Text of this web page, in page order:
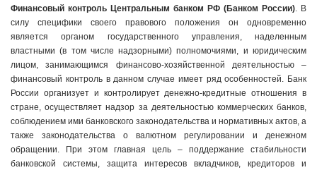
Финансовый контроль Центральным банком РФ (Банком России). В
силу специфики своего правового положения он одновременно
является органом государственного управления, наделенным
властными (в том числе надзорными) полномочиями, и юридическим
лицом, занимающимся финансово-хозяйственной деятельностью –
финансовый контроль в данном случае имеет ряд особенностей. Банк
России организует и контролирует денежно-кредитные отношения в
стране, осуществляет надзор за деятельностью коммерческих банков,
соблюдением ими банковского законодательства и нормативных актов, а
также законодательства о валютном регулировании и денежном
обращении. При этом главная цель – поддержание стабильности
банковской системы, защита интересов вкладчиков, кредиторов и